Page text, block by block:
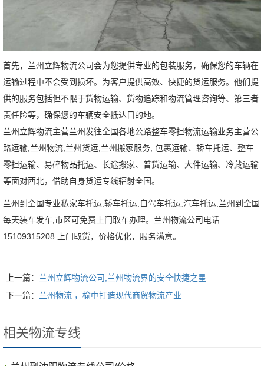
首先，兰州立辉物流公司会为您提供专业的包装服务，确保您的车辆在
运输过程中不会受到损坏。为客户提供高效、快捷的货运服务。他们提
供的服务包括但不限于货物运输、货物追踪和物流管理咨询等、第三者
责任险等，确保您的车辆安全抵达目的地。
兰州立辉物流主营兰州发往全国各地公路整车零担物流运输业务主营公
路运输,兰州物流,兰州货运,兰州搬家服务, 包裹运输、轿车托运、整车
零担运输、易碎物品托运、长途搬家、普货运输、大件运输、冷藏运输
等面对西北，借助自身货运专线辐射全国。
兰州到全国专业私家车托运,轿车托运,自驾车托运,汽车托运,兰州到全国
每天装车发车,市区可免费上门取车办理。兰州物流公司电话
15109315208
上门取货，价格优化，服务满意。
上一篇： 兰州立辉物流公司,兰州物流界的安全快捷之星
下一篇： 兰州物流 ，榆中打造现代商贸物流产业
相关物流专线